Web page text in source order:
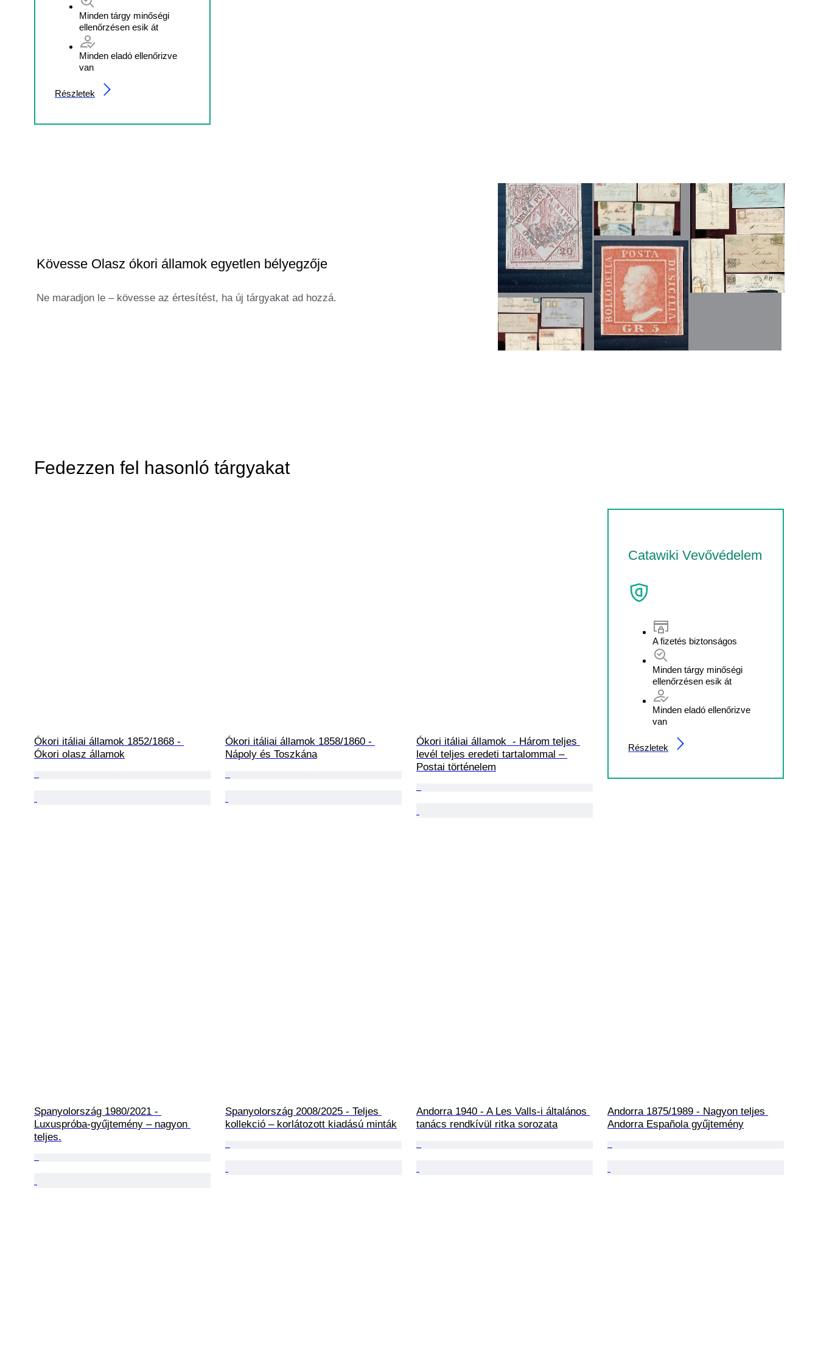
Minden tárgy minőségi
ellenőrzésen esik át
Minden eladó ellenőrizve
van
Részletek
Kövesse Olasz ókori államok egyetlen bélyegzője
Ne maradjon le – kövesse az értesítést, ha új tárgyakat ad hozzá.
Fedezzen fel hasonló tárgyakat
Catawiki Vevővédelem
A fizetés biztonságos
Minden tárgy minőségi
ellenőrzésen esik át
Minden eladó ellenőrizve
van
Részletek
Ókori itáliai államok 1852/1868 -
Ókori olasz államok
Ókori itáliai államok 1858/1860 -
Nápoly és Toszkána
Ókori itáliai államok  - Három teljes
levél teljes eredeti tartalommal –
Postai történelem
Spanyolország 1980/2021 -
Luxuspróba-gyűjtemény – nagyon
teljes.
Spanyolország 2008/2025 - Teljes
kollekció – korlátozott kiadású minták
Andorra 1940 - A Les Valls-i általános
tanács rendkívül ritka sorozata
Andorra 1875/1989 - Nagyon teljes
Andorra Española gyűjtemény